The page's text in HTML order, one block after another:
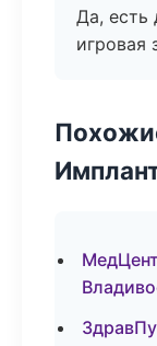
Да, есть
игровая